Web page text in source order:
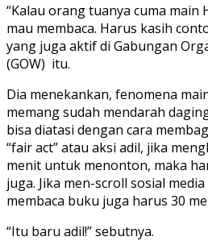
“Kalau orang tuanya cuma main
mau membaca. Harus kasih
yang juga aktif di Gabungan
(GOW) itu.
Dia menekankan, fenomena
memang sudah mendarah
bisa diatasi dengan cara
“fair act” atau aksi adil, jika
menit untuk menonton, maka
juga. Jika men-scroll sosial
membaca buku juga harus 30
“Itu baru adil!” sebutnya.